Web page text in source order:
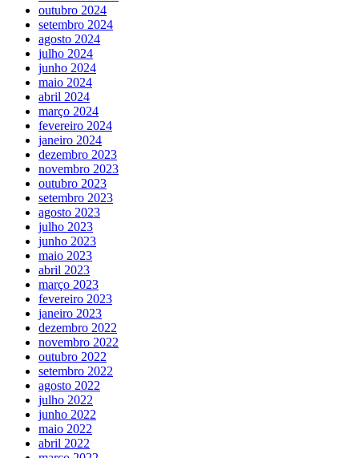
outubro 2024
setembro 2024
agosto 2024
julho 2024
junho 2024
maio 2024
abril 2024
março 2024
fevereiro 2024
janeiro 2024
dezembro 2023
novembro 2023
outubro 2023
setembro 2023
agosto 2023
julho 2023
junho 2023
maio 2023
abril 2023
março 2023
fevereiro 2023
janeiro 2023
dezembro 2022
novembro 2022
outubro 2022
setembro 2022
agosto 2022
julho 2022
junho 2022
maio 2022
abril 2022